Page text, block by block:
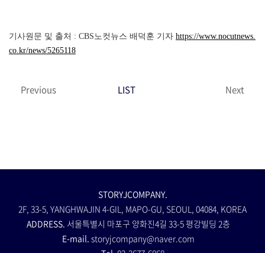
기사원문 및 출처 : CBS노컷뉴스 배덕훈 기자 https://www.nocutnews.
co.kr/news/5265118
Previous LIST Next
STORYJCOMPANY.
2F, 33-5, YANGHWAJIN 4-GIL, MAPO-GU, SEOUL, 04084, KOREA
ADDRESS. 서울특별시 마포구 양화진4길 33-5 평강빌딩 2층
E-mail. storyjcompany@naver.com